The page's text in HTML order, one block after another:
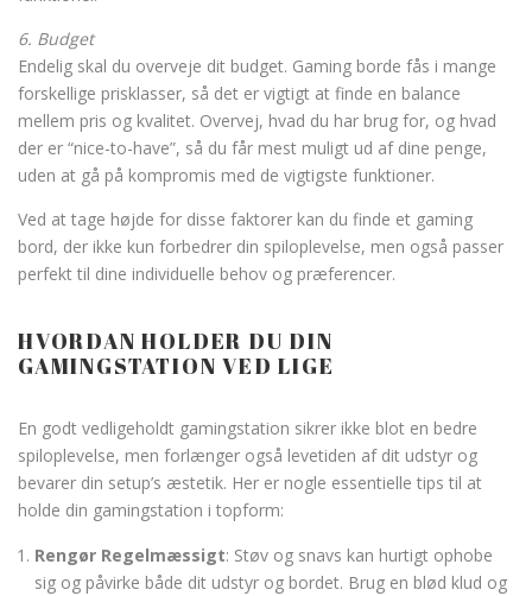
6. Budget
Endelig skal du overveje dit budget. Gaming borde fås i mange
forskellige prisklasser, så det er vigtigt at finde en balance
mellem pris og kvalitet. Overvej, hvad du har brug for, og hvad
der er “nice-to-have”, så du får mest muligt ud af dine penge,
uden at gå på kompromis med de vigtigste funktioner.
Ved at tage højde for disse faktorer kan du finde et gaming
bord, der ikke kun forbedrer din spiloplevelse, men også passer
perfekt til dine individuelle behov og præferencer.
HVORDAN HOLDER DU DIN
GAMINGSTATION VED LIGE
En godt vedligeholdt gamingstation sikrer ikke blot en bedre
spiloplevelse, men forlænger også levetiden af dit udstyr og
bevarer din setup’s æstetik. Her er nogle essentielle tips til at
holde din gamingstation i topform:
Rengør Regelmæssigt: Støv og snavs kan hurtigt ophobe
sig og påvirke både dit udstyr og bordet. Brug en blød klud og